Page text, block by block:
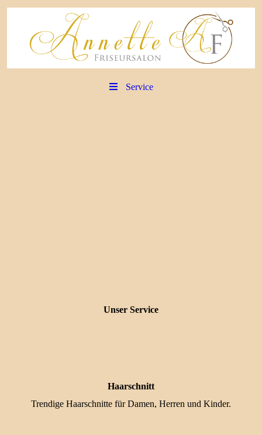
Service
Unser Service
Haarschnitt
Trendige Haarschnitte für Damen, Herren und Kinder.